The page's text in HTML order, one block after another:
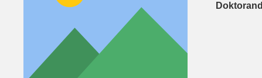
Doktorand